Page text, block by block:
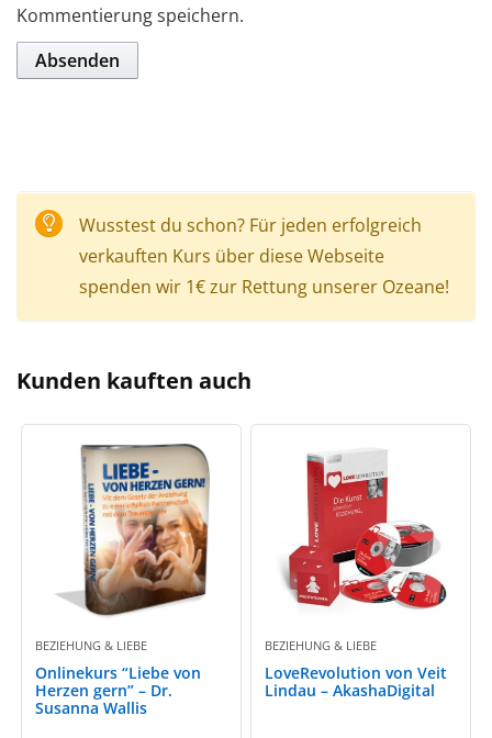
Kommentierung speichern.
Wusstest du schon? Für jeden erfolgreich
verkauften Kurs über diese Webseite
spenden wir 1€ zur Rettung unserer Ozeane!
Kunden kauften auch
BEZIEHUNG & LIEBE
Onlinekurs “Liebe von
Herzen gern” – Dr.
Susanna Wallis
BEZIEHUNG & LIEBE
LoveRevolution von Veit
Lindau – AkashaDigital